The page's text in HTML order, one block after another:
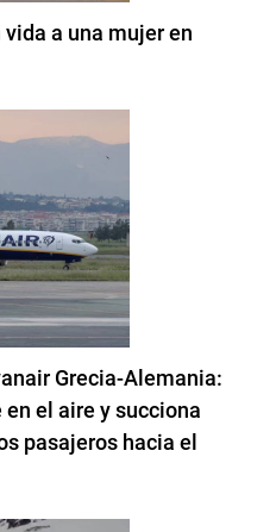
a una mujer en
Grecia-Alemania:
el aire y succiona
pasajeros hacia el